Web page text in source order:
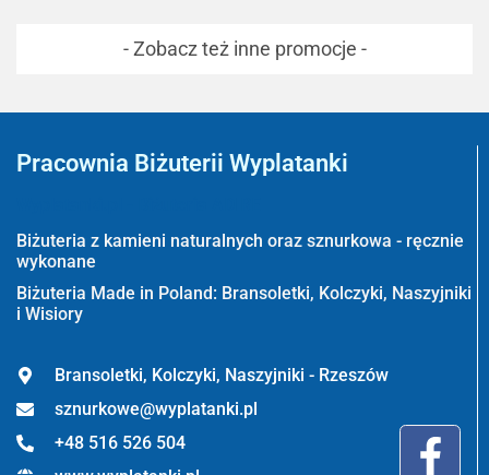
- Zobacz też inne promocje -
Pracownia Biżuterii Wyplatanki
Biżuteria z kamieni naturalnych oraz sznurkowa - ręcznie
wykonane
Biżuteria Made in Poland: Bransoletki, Kolczyki, Naszyjniki
i Wisiory
Bransoletki, Kolczyki, Naszyjniki - Rzeszów
sznurkowe@wyplatanki.pl
+48 516 526 504